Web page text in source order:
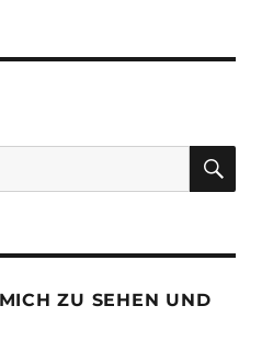
ZU SEHEN UND